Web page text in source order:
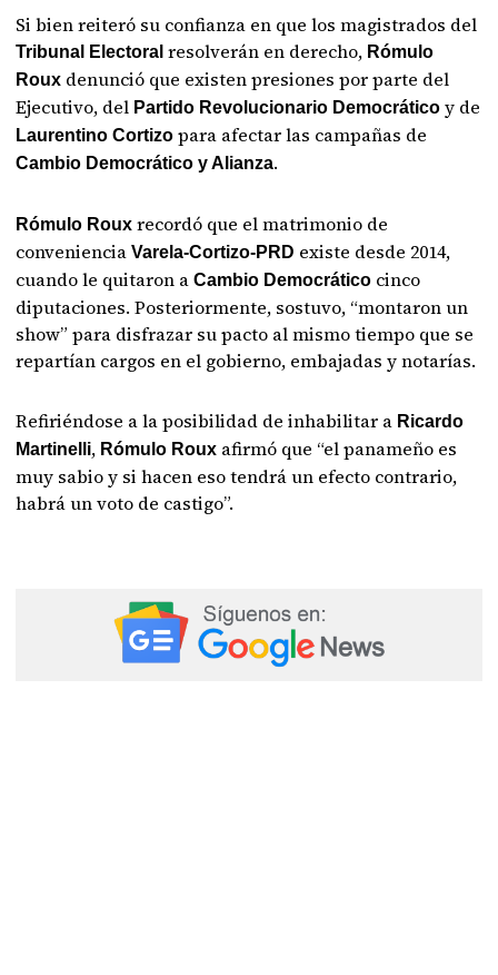
Si bien reiteró su confianza en que los magistrados del
Tribunal Electoral resolverán en derecho, Rómulo
Roux denunció que existen presiones por parte del
Ejecutivo, del Partido Revolucionario Democrático y de
Laurentino Cortizo para afectar las campañas de
Cambio Democrático y Alianza.
Rómulo Roux recordó que el matrimonio de
convenienciaVarela-Cortizo-PRD existe desde 2014,
cuando le quitaron aCambio Democrático cinco
diputaciones. Posteriormente, sostuvo, “montaron un
show” para disfrazar su pacto al mismo tiempo que se
repartían cargos en el gobierno, embajadas y notarías.
Refiriéndose a la posibilidad de inhabilitar a Ricardo
Martinelli, Rómulo Roux afirmó que “el panameño es
muy sabio y si hacen eso tendrá un efecto contrario,
habrá un voto de castigo”.